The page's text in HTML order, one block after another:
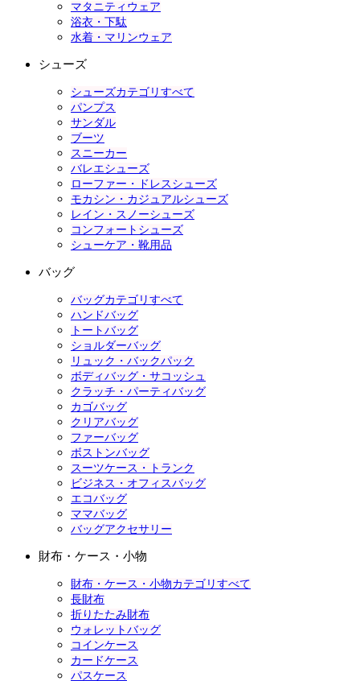
マタニティウェア
浴衣・下駄
水着・マリンウェア
シューズ
シューズカテゴリすべて
パンプス
サンダル
ブーツ
スニーカー
バレエシューズ
ローファー・ドレスシューズ
モカシン・カジュアルシューズ
レイン・スノーシューズ
コンフォートシューズ
シューケア・靴用品
バッグ
バッグカテゴリすべて
ハンドバッグ
トートバッグ
ショルダーバッグ
リュック・バックパック
ボディバッグ・サコッシュ
クラッチ・パーティバッグ
カゴバッグ
クリアバッグ
ファーバッグ
ボストンバッグ
スーツケース・トランク
ビジネス・オフィスバッグ
エコバッグ
ママバッグ
バッグアクセサリー
財布・ケース・小物
財布・ケース・小物カテゴリすべて
長財布
折りたたみ財布
ウォレットバッグ
コインケース
カードケース
パスケース